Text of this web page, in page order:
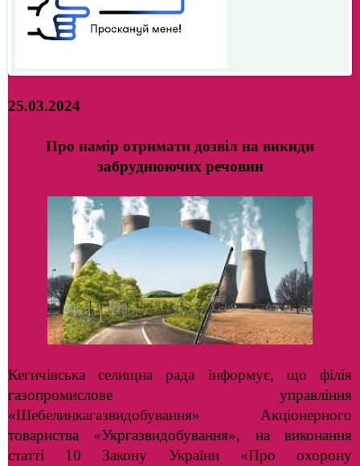
25.03.2024
Про намір отримати дозвіл на викиди
забруднюючих речовин
Кегичівська селищна рада інформує, що філія
газопромислове управління
«Шебелинкагазвидобування» Акціонерного
товариства «Укргазвидобування», на виконання
статті 10 Закону України «Про охорону